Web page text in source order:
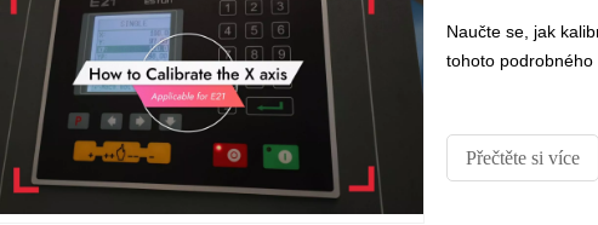
Naučte se, jak
tohoto podrobného
Přečtěte si více